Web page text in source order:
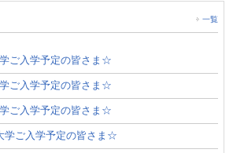
一覧
ご入学予定の皆さま☆
ご入学予定の皆さま☆
ご入学予定の皆さま☆
学ご入学予定の皆さま☆